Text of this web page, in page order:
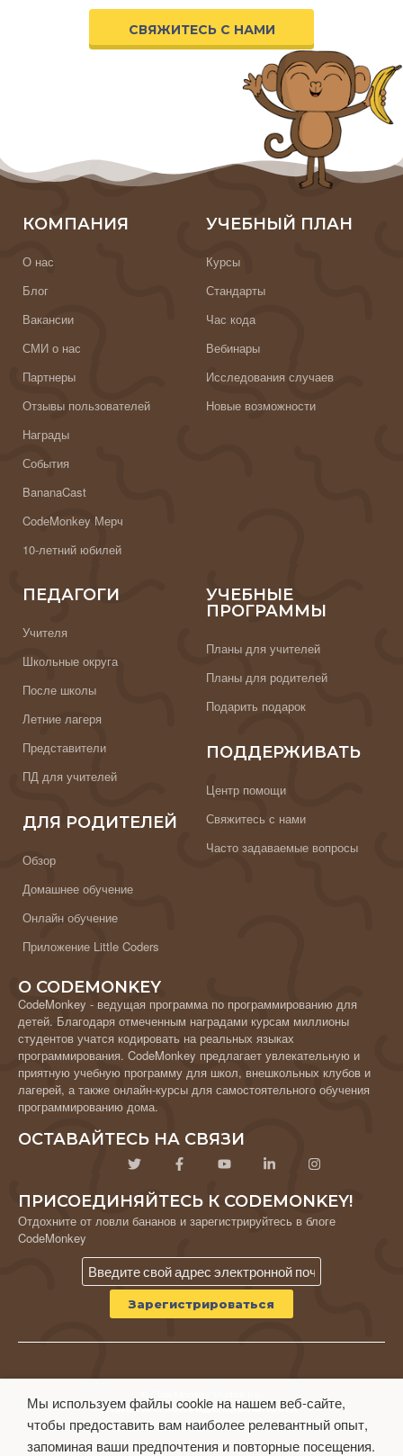
СВЯЖИТЕСЬ С НАМИ
КОМПАНИЯ
О нас
Блог
Вакансии
СМИ о нас
Партнеры
Отзывы пользователей
Награды
События
BananaCast
CodeMonkey Мерч
10-летний юбилей
УЧЕБНЫЙ ПЛАН
Курсы
Стандарты
Час кода
Вебинары
Исследования случаев
Новые возможности
ПЕДАГОГИ
Учителя
Школьные округа
После школы
Летние лагеря
Представители
ПД для учителей
ДЛЯ РОДИТЕЛЕЙ
Обзор
Домашнее обучение
Онлайн обучение
Приложение Little Coders
УЧЕБНЫЕ
ПРОГРАММЫ
Планы для учителей
Планы для родителей
Подарить подарок
ПОДДЕРЖИВАТЬ
Центр помощи
Свяжитесь с нами
Часто задаваемые вопросы
О CODEMONKEY
CodeMonkey - ведущая программа по программированию для
детей. Благодаря отмеченным наградами курсам миллионы
студентов учатся кодировать на реальных языках
программирования. CodeMonkey предлагает увлекательную и
приятную учебную программу для школ, внешкольных клубов и
лагерей, а также онлайн-курсы для самостоятельного обучения
программированию дома.
ОСТАВАЙТЕСЬ НА СВЯЗИ
ПРИСОЕДИНЯЙТЕСЬ К CODEMONKEY!
Отдохните от ловли бананов и зарегистрируйтесь в блоге
CodeMonkey
ПОЛИТИКА КОНФИДЕНЦИАЛЬНОСТИ
Условия использования
Мы используем файлы cookie на нашем веб-сайте,
чтобы предоставить вам наиболее релевантный опыт,
запоминая ваши предпочтения и повторные посещения.